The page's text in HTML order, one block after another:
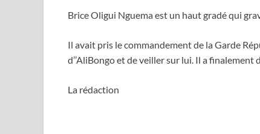
Brice Oligui Nguema est un haut gradé qui
Il avait pris le commandement de la Garde
d’’AliBongo et de veiller sur lui. Il a finalement
La rédaction